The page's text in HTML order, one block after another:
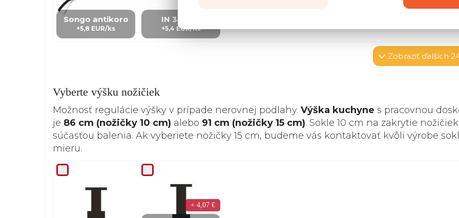
Songo antikoro
+5,8 EUR/ks
IN 3 – kov
+5,4 EUR/Ks
Zobraziť ďalších
Vyberte výšku nožičiek
Možnosť regulácie výšky v prípade nerovnej podlahy. Výška kuchyne s pracovnou
je 86 cm (nožičky 10 cm) alebo 91 cm (nožičky 15 cm). Sokle 10 cm na zakrytie
súčasťou balenia. Ak vyberiete nožičky 15 cm, budeme vás kontaktovať kvôli výrobe
mieru.
+ 4,07 €